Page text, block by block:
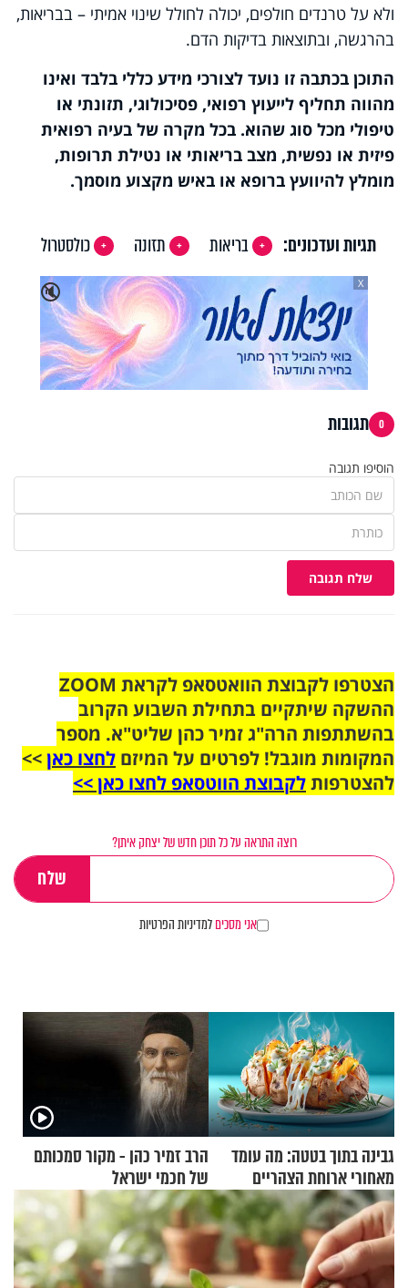
ולא על טרנדים חולפים, יכולה לחולל שינוי אמיתי – בבריאות,
בהרגשה, ובתוצאות בדיקות הדם.
התוכן בכתבה זו נועד לצורכי מידע כללי בלבד ואינו
מהווה תחליף לייעוץ רפואי, פסיכולוגי, תזונתי או
טיפולי מכל סוג שהוא. בכל מקרה של בעיה רפואית
פיזית או נפשית, מצב בריאותי או נטילת תרופות,
מומלץ להיוועץ ברופא או באיש מקצוע מוסמך.
תגיות ועדכונים: בריאות תזונה
כולסטרול
🔇
X
0 תגובות
הוסיפו תגובה
שלח תגובה
הצטרפו לקבוצת הוואטסאפ לקראת ZOOM
ההשקה שיתקיים בתחילת השבוע הקרוב
בהשתתפות הרה"ג זמיר כהן שליט"א. מספר
המקומות מוגבל! לפרטים על המיזם לחצו כאן>>
להצטרפותלקבוצת הווטסאפ לחצו כאן >>
רוצה התראה על כל תוכן חדש של יצחק איתן?
אני מסכיםלמדיניות הפרטיות
גבינה בתוך בטטה: מה עומד
מאחורי ארוחת הצהריים
שכבשה את הרשת?
הרב זמיר כהן - מקור סמכותם
של חכמי ישראל